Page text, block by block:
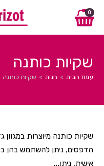
0
שקיות כותנה
עמוד הבית > חנות > שקיות כותנה
שקיות כותנה מיוצרות
הדפסים, ניתן להשתמש בהן
אישית, ניתן...